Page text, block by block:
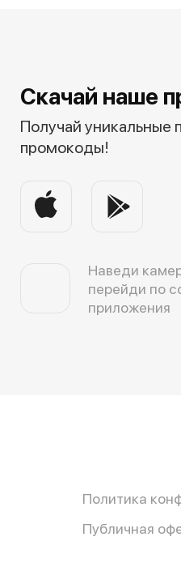
Скачай наше
Получай уникальные
промокоды!
Наведи
перейди по
приложения
Политика
Публичная